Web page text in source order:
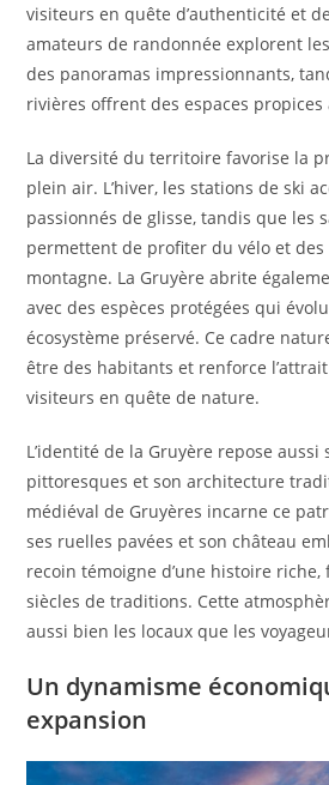
visiteurs en quête d’authenticité et
amateurs de randonnée explorent
des panoramas impressionnants,
rivières offrent des espaces propices
La diversité du territoire favorise la
plein air. L’hiver, les stations de ski
passionnés de glisse, tandis que les
permettent de profiter du vélo et des
montagne. La Gruyère abrite
avec des espèces protégées qui
écosystème préservé. Ce cadre
être des habitants et renforce
visiteurs en quête de nature.
L’identité de la Gruyère repose aussi
pittoresques et son architecture
médiéval de Gruyères incarne ce
ses ruelles pavées et son château
recoin témoigne d’une histoire riche,
siècles de traditions. Cette
aussi bien les locaux que les
Un dynamisme
expansion